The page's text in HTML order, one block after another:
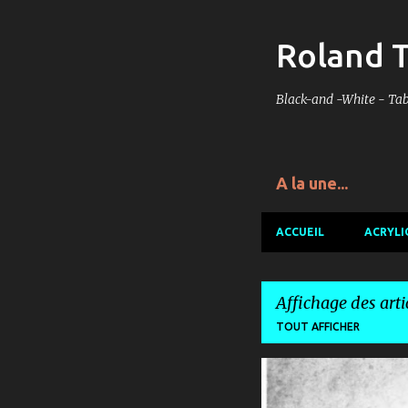
Roland
Black-and -White -
A la une...
ACCUEIL
Affichage des
TOUT AFFICHER
A VERRERIES